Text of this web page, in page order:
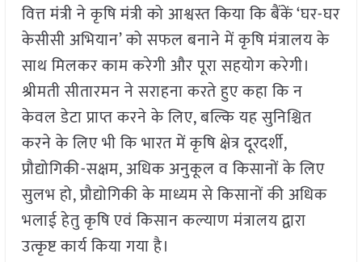
वित्त मंत्री ने कृषि मंत्री को आश्वस्त किया कि बैंकें ‘घर-घर
केसीसी अभियान’ को सफल बनाने में कृषि मंत्रालय के
साथ मिलकर काम करेगी और पूरा सहयोग करेगी।
श्रीमती सीतारमन ने सराहना करते हुए कहा कि न
केवल डेटा प्राप्त करने के लिए, बल्कि यह सुनिश्चित
करने के लिए भी कि भारत में कृषि क्षेत्र दूरदर्शी,
प्रौद्योगिकी-सक्षम, अधिक अनुकूल व किसानों के लिए
सुलभ हो, प्रौद्योगिकी के माध्यम से किसानों की अधिक
भलाई हेतु कृषि एवं किसान कल्याण मंत्रालय द्वारा
उत्कृष्ट कार्य किया गया है।